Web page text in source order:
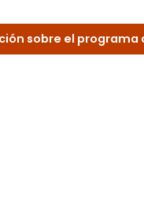
sobre el programa